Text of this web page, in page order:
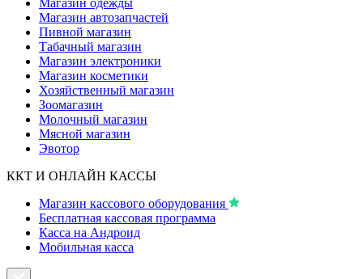
Магазин одежды
Магазин автозапчастей
Пивной магазин
Табачный магазин
Магазин электроники
Магазин косметики
Хозяйственный магазин
Зоомагазин
Молочный магазин
Мясной магазин
Эвотор
ККТ И ОНЛАЙН КАССЫ
Магазин кассового оборудования
Бесплатная кассовая программа
Касса на Андроид
Мобильная касса